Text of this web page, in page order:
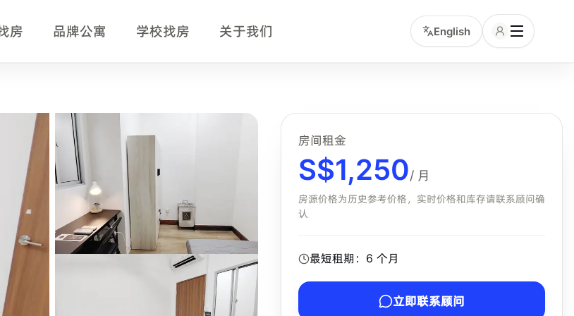
房 品牌公寓 学校找房 关于我们 English
新加坡单间、公寓房型、月租、入住时间、交通和服务包含项的中文租客。小坡岛顾问可协助确认该房型是否
、INSEAD Asia Campus。
房间租金
S$1,250/ 月
房源价格为历史参考价格，实时价格和库存请联系顾问确
认
最短租期： 6 个月
立即联系顾问